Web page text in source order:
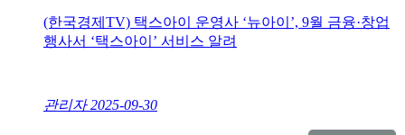
(한국경제TV) 택스아이 운영사 ‘뉴아이’, 9월 금융·창업
행사서 ‘택스아이’ 서비스 알려
관리자 2025-09-30